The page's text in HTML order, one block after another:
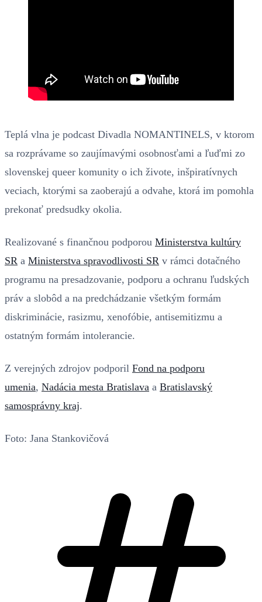
Teplá vlna je podcast Divadla NOMANTINELS, v ktorom
sa rozprávame so zaujímavými osobnosťami a ľuďmi zo
slovenskej queer komunity o ich živote, inšpiratívnych
veciach, ktorými sa zaoberajú a odvahe, ktorá im pomohla
prekonať predsudky okolia.
Realizované s finančnou podporou Ministerstva kultúry
SR a Ministerstva spravodlivosti SR v rámci dotačného
programu na presadzovanie, podporu a ochranu ľudských
práv a slobôd a na predchádzanie všetkým formám
diskriminácie, rasizmu, xenofóbie, antisemitizmu a
ostatným formám intolerancie.
Z verejných zdrojov podporil Fond na podporu
umenia, Nadácia mesta Bratislava a Bratislavský
samosprávny kraj.
Foto: Jana Stankovičová